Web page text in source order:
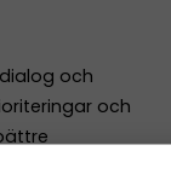
och
och
ett mer